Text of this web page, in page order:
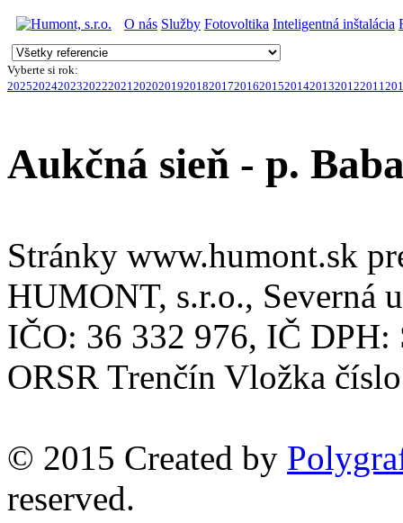
O nás Služby Fotovoltika Inteligentná inštalácia
Vyberte si rok:
202520242023202220212020201920182017201620152014201320122011
Aukčná sieň - p.
Stránky www.humont.sk
HUMONT, s.r.o., Severná
IČO: 36 332 976, IČ DPH:
ORSR Trenčín Vložka
© 2015 Created by
reserved.